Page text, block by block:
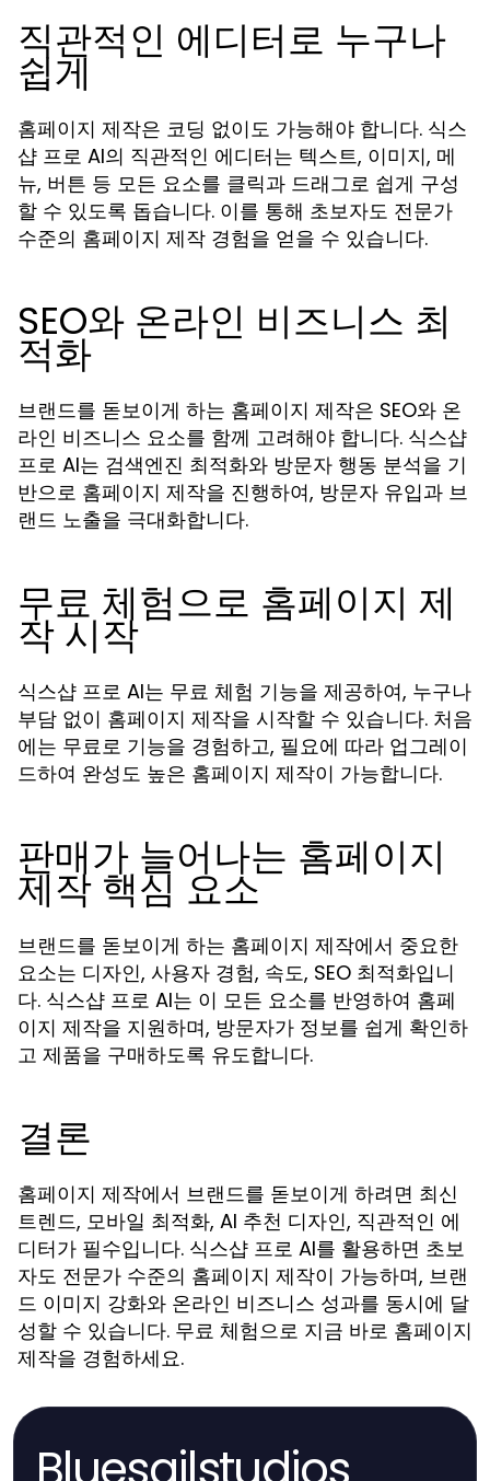
직관적인 에디터로 누구나
쉽게
홈페이지 제작은 코딩 없이도 가능해야 합니다. 식스
샵 프로 AI의 직관적인 에디터는 텍스트, 이미지, 메
뉴, 버튼 등 모든 요소를 클릭과 드래그로 쉽게 구성
할 수 있도록 돕습니다. 이를 통해 초보자도 전문가
수준의 홈페이지 제작 경험을 얻을 수 있습니다.
SEO와 온라인 비즈니스 최
적화
브랜드를 돋보이게 하는 홈페이지 제작은 SEO와 온
라인 비즈니스 요소를 함께 고려해야 합니다. 식스샵
프로 AI는 검색엔진 최적화와 방문자 행동 분석을 기
반으로 홈페이지 제작을 진행하여, 방문자 유입과 브
랜드 노출을 극대화합니다.
무료 체험으로 홈페이지 제
작 시작
식스샵 프로 AI는 무료 체험 기능을 제공하여, 누구나
부담 없이 홈페이지 제작을 시작할 수 있습니다. 처음
에는 무료로 기능을 경험하고, 필요에 따라 업그레이
드하여 완성도 높은 홈페이지 제작이 가능합니다.
판매가 늘어나는 홈페이지
제작 핵심 요소
브랜드를 돋보이게 하는 홈페이지 제작에서 중요한
요소는 디자인, 사용자 경험, 속도, SEO 최적화입니
다. 식스샵 프로 AI는 이 모든 요소를 반영하여 홈페
이지 제작을 지원하며, 방문자가 정보를 쉽게 확인하
고 제품을 구매하도록 유도합니다.
결론
홈페이지 제작에서 브랜드를 돋보이게 하려면 최신
트렌드, 모바일 최적화, AI 추천 디자인, 직관적인 에
디터가 필수입니다. 식스샵 프로 AI를 활용하면 초보
자도 전문가 수준의 홈페이지 제작이 가능하며, 브랜
드 이미지 강화와 온라인 비즈니스 성과를 동시에 달
성할 수 있습니다. 무료 체험으로 지금 바로 홈페이지
제작을 경험하세요.